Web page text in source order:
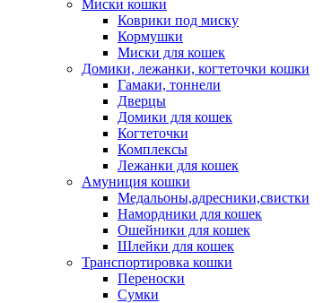
Миски кошки
Коврики под миску
Кормушки
Миски для кошек
Домики, лежанки, когтеточки кошки
Гамаки, тоннели
Дверцы
Домики для кошек
Когтеточки
Комплексы
Лежанки для кошек
Амуниция кошки
Медальоны,адресники,свистки
Намордники для кошек
Ошейники для кошек
Шлейки для кошек
Транспортировка кошки
Переноски
Сумки